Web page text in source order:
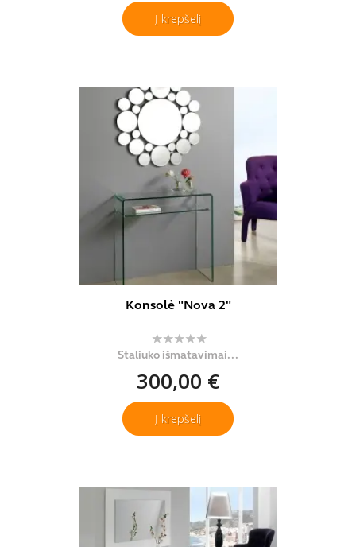
Į krepšelį
Konsolė "Nova 2"
Staliuko išmatavimai...
300,00 €
Į krepšelį